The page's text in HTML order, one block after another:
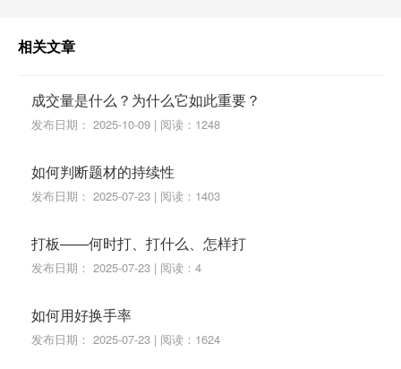
相关文章
成交量是什么？为什么它如此重要？
发布日期： 2025-10-09 | 阅读：1248
如何判断题材的持续性
发布日期： 2025-07-23 | 阅读：1403
打板——何时打、打什么、怎样打
发布日期： 2025-07-23 | 阅读：4
如何用好换手率
发布日期： 2025-07-23 | 阅读：1624